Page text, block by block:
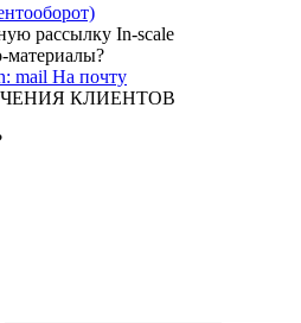
рассылку In-scale
материалы?
На почту
КЛИЕНТОВ